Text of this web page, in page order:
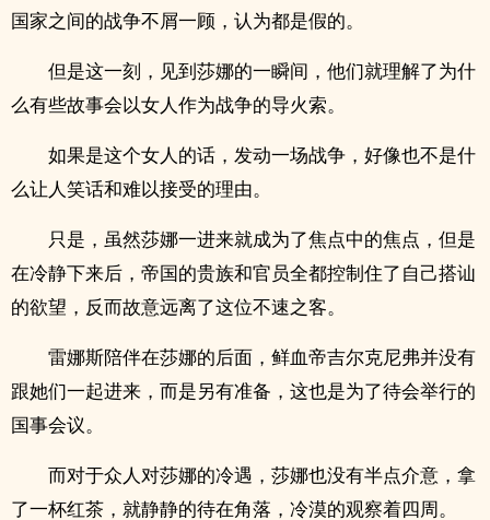
国家之间的战争不屑一顾，认为都是假的。
但是这一刻，见到莎娜的一瞬间，他们就理解了为什
么有些故事会以女人作为战争的导火索。
如果是这个女人的话，发动一场战争，好像也不是什
么让人笑话和难以接受的理由。
只是，虽然莎娜一进来就成为了焦点中的焦点，但是
在冷静下来后，帝国的贵族和官员全都控制住了自己搭讪
的欲望，反而故意远离了这位不速之客。
雷娜斯陪伴在莎娜的后面，鲜血帝吉尔克尼弗并没有
跟她们一起进来，而是另有准备，这也是为了待会举行的
国事会议。
而对于众人对莎娜的冷遇，莎娜也没有半点介意，拿
了一杯红茶，就静静的待在角落，冷漠的观察着四周。